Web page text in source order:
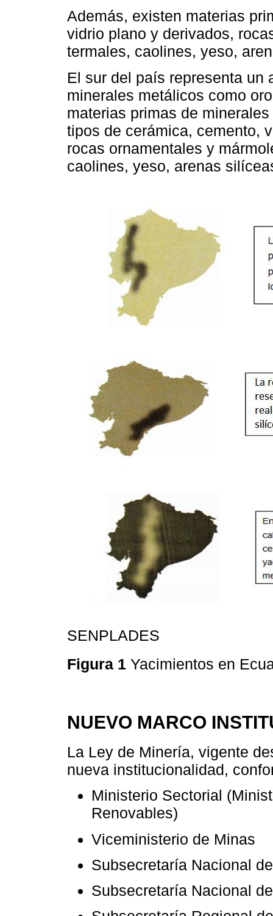
Además, existen materias
vidrio plano y derivados,
termales, caolines, yeso,
El sur del país representa un
minerales metálicos como
materias primas de
tipos de cerámica, cemento,
rocas ornamentales y
caolines, yeso, arenas
SENPLADES
Figura 1 Yacimientos en
NUEVO MARCO
La Ley de Minería, vigente
nueva institucionalidad,
Ministerio Sectorial
Renovables)
Viceministerio de Minas
Subsecretaría Nacional
Subsecretaría Nacional